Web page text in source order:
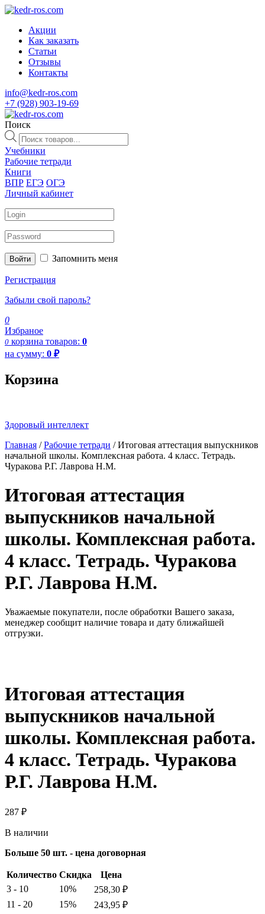
Акции
Как заказать
Статьи
Отзывы
Контакты
info@kedr-ros.com
+7 (928) 903-19-69
Поиск
Поиск
товаров
Учебники
Рабочие тетради
Книги
ВПР ЕГЭ ОГЭ
Личный кабинет
Войти Запомнить меня
Регистрация
Забыли свой пароль?
0
Избраное
0 корзина товаров: 0
на сумму: 0 ₽
Корзина
Здоровый интеллект
Главная /Рабочие тетради / Итоговая аттестация выпускников
начальной школы. Комплексная работа. 4 класс. Тетрадь.
Чуракова Р.Г. Лаврова Н.М.
Итоговая аттестация
выпускников начальной
школы. Комплексная работа.
4 класс. Тетрадь. Чуракова
Р.Г. Лаврова Н.М.
Уважаемые покупатели, после обработки Вашего заказа,
менеджер сообщит наличие товара и дату ближайшей
отгрузки.
Итоговая аттестация
выпускников начальной
школы. Комплексная работа.
4 класс. Тетрадь. Чуракова
Р.Г. Лаврова Н.М.
287 ₽
В наличии
Больше 50 шт. - цена договорная
Количество Скидка
Цена
3 - 10
10% 258,30 ₽
11 - 20
15% 243,95 ₽